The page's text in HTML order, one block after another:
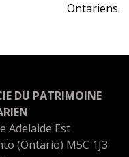
Ontariens.
DU PATRIMOINE
Adelaide Est
(Ontario) M5C 1J3